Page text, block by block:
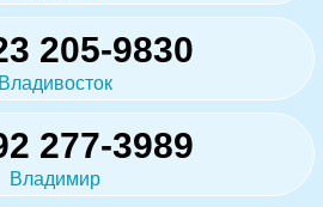
205-9830
Владивосток
277-3989
Владимир